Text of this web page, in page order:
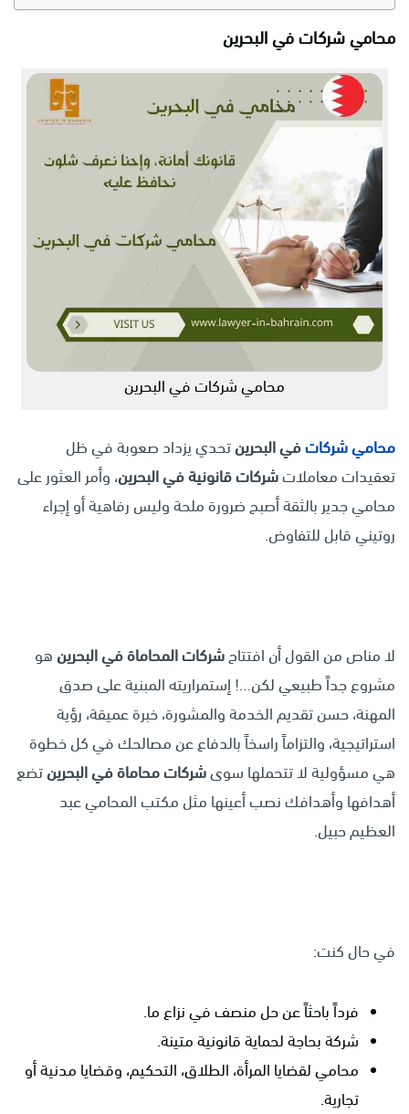
محامي شركات في البحرين
محامي شركات في البحرين
محامي شركاتفي البحرينتحدي يزداد صعوبة في ظل
تعقيدات معاملاتشركات قانونية في البحرين، وأمر العثور على
محامي جدير بالثقة أصبح ضرورة ملحة وليس رفاهية أو إجراء
روتيني قابل للتفاوض.
لا مناص من القول أن افتتاحشركات المحاماة في البحرينهو
مشروع جداً طبيعي لكن…! إستمراريته المبنية على صدق
المهنة، حسن تقديم الخدمة والمشورة، خبرة عميقة، رؤية
استراتيجية، والتزاماً راسخاً بالدفاع عن مصالحك في كل خطوة
هي مسؤولية لا تتحملها سوىشركات محاماة في البحرينتضع
أهدافها وأهدافك نصب أعينها مثل مكتب المحامي عبد
العظيم حبيل.
في حال كنت:
فرداً باحثاً عن حل منصف في نزاع ما.
شركة بحاجة لحماية قانونية متينة.
محامي لقضايا المرأة، الطلاق، التحكيم، وقضايا مدنية أو
تجارية.